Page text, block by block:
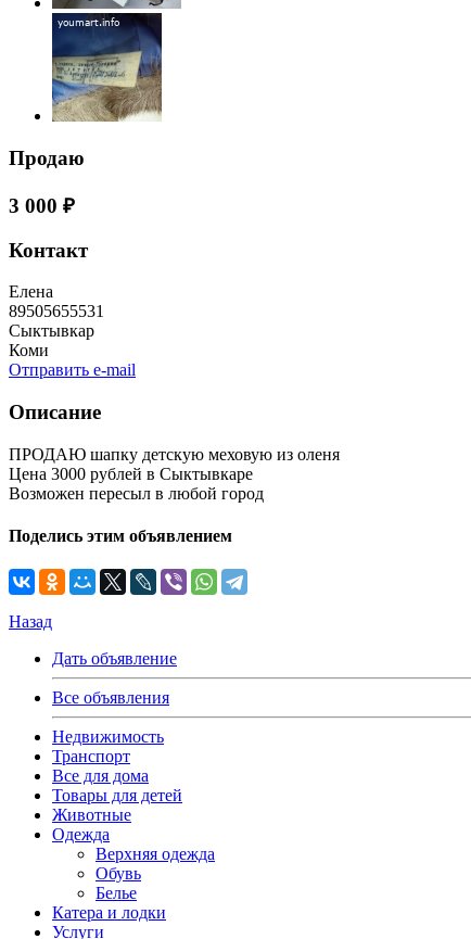
Продаю
3 000 ₽
Контакт
Елена
89505655531
Сыктывкар
Коми
Отправить e-mail
Описание
ПРОДАЮ шапку детскую меховую из оленя
Цена 3000 рублей в Сыктывкаре
Возможен пересыл в любой город
Поделись этим объявлением
Назад
Дать объявление
Все объявления
Недвижимость
Транспорт
Все для дома
Товары для детей
Животные
Одежда
Верхняя одежда
Обувь
Белье
Катера и лодки
Услуги